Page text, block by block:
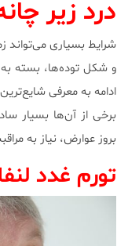
درد زیر
شرایط بسیاری می‌تواند
و شکل توده‌ها، بسته به
ادامه به معرفی
برخی از آن‌ها بسیار
بروز عوارض، نیاز به
تورم غدد